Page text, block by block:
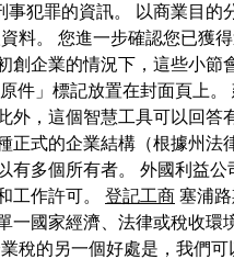
犯罪的資訊。 以商業目的
料。 您進一步確認您已獲
企業的情況下，這些小節
件」標記放置在封面頁上。
外，這個智慧工具可以回答
正式的企業結構（根據州法
有多個所有者。 外國利益公
工作許可。 登記工商 塞浦
一國家經濟、法律或稅收環
稅的另一個好處是，我們可